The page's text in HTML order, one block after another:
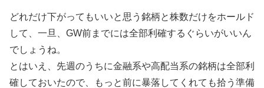
どれだけ下がってもいいと思う銘柄と株数だけをホールド
して、一旦、GW前までには全部利確するぐらいがいいん
でしょうね。
とはいえ、先週のうちに金融系や高配当系の銘柄は全部利
確しておいたので、もっと前に暴落してくれても拾う準備